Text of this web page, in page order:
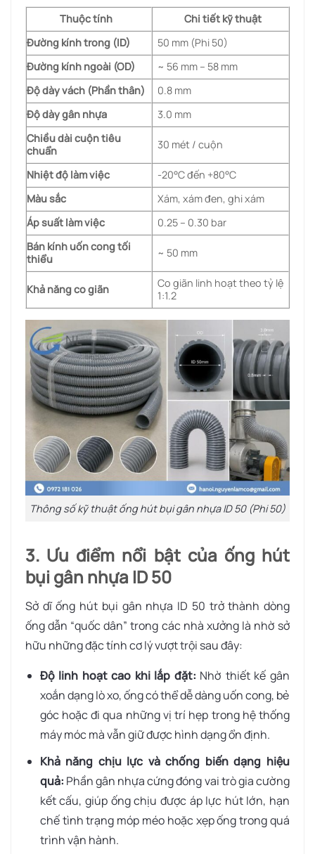
Thuộc tính
Chi tiết kỹ thuật
Đường kính trong (ID)
50 mm (Phi 50)
Đường kính ngoài (OD)
~ 56 mm – 58 mm
Độ dày vách (Phần thân)
0.8 mm
Độ dày gân nhựa
3.0 mm
Chiều dài cuộn tiêu
chuẩn
30 mét / cuộn
Nhiệt độ làm việc
-20°C đến +80°C
Màu sắc
Xám, xám đen, ghi xám
Áp suất làm việc
0.25 – 0.30 bar
Bán kính uốn cong tối
thiểu
~ 50 mm
Khả năng co giãn
Co giãn linh hoạt theo tỷ lệ
1:1.2
Thông số kỹ thuật ống hút bụi gân nhựa ID 50 (Phi 50)
3. Ưu điểm nổi bật của ống hút
bụi gân nhựa ID 50
Sở dĩ ống hút bụi gân nhựa ID 50 trở thành dòng
ống dẫn “quốc dân” trong các nhà xưởng là nhờ sở
hữu những đặc tính cơ lý vượt trội sau đây:
Độ linh hoạt cao khi lắp đặt: Nhờ thiết kế gân
xoắn dạng lò xo, ống có thể dễ dàng uốn cong, bẻ
góc hoặc đi qua những vị trí hẹp trong hệ thống
máy móc mà vẫn giữ được hình dạng ổn định.
Khả năng chịu lực và chống biến dạng hiệu
quả: Phần gân nhựa cứng đóng vai trò gia cường
kết cấu, giúp ống chịu được áp lực hút lớn, hạn
chế tình trạng móp méo hoặc xẹp ống trong quá
trình vận hành.